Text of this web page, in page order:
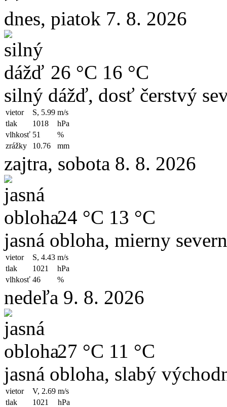
dnes, piatok 7. 8. 2026
26 °C 16 °C
silný dážď, dosť čerstvý
vietor S, 5.99 m/s
tlak
1018
hPa
vlhkosť 51
%
zrážky
10.76 mm
zajtra, sobota 8. 8. 2026
24 °C 13 °C
jasná obloha, mierny
vietor S, 4.43 m/s
tlak
1021
hPa
vlhkosť 46 %
nedeľa 9. 8. 2026
27 °C 11 °C
jasná obloha, slabý
vietor V, 2.69 m/s
tlak
1021
hPa